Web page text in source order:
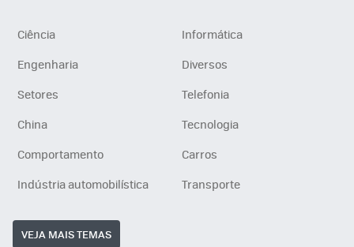
Ciência
Informática
Engenharia
Diversos
Setores
Telefonia
China
Tecnologia
Comportamento
Carros
Indústria automobilística
Transporte
VEJA MAIS TEMAS